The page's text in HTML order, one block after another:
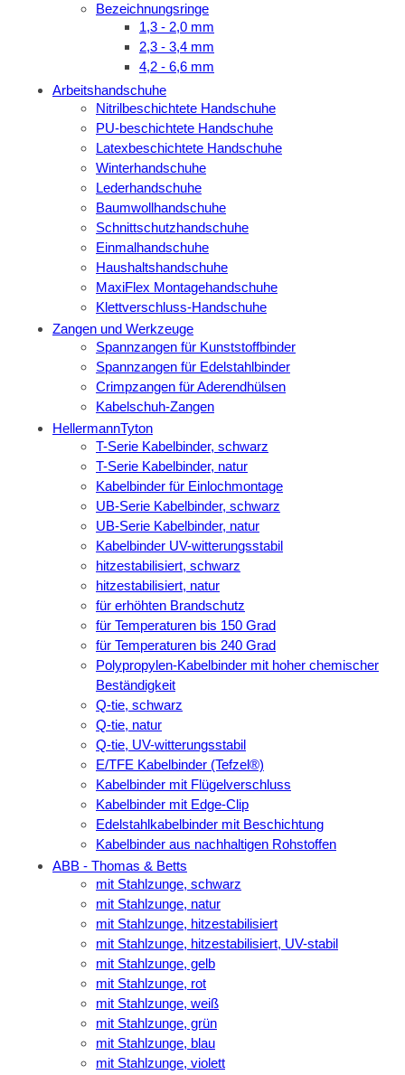
Bezeichnungsringe
1,3 - 2,0 mm
2,3 - 3,4 mm
4,2 - 6,6 mm
Arbeitshandschuhe
Nitrilbeschichtete Handschuhe
PU-beschichtete Handschuhe
Latexbeschichtete Handschuhe
Winterhandschuhe
Lederhandschuhe
Baumwollhandschuhe
Schnittschutzhandschuhe
Einmalhandschuhe
Haushaltshandschuhe
MaxiFlex Montagehandschuhe
Klettverschluss-Handschuhe
Zangen und Werkzeuge
Spannzangen für Kunststoffbinder
Spannzangen für Edelstahlbinder
Crimpzangen für Aderendhülsen
Kabelschuh-Zangen
HellermannTyton
T-Serie Kabelbinder, schwarz
T-Serie Kabelbinder, natur
Kabelbinder für Einlochmontage
UB-Serie Kabelbinder, schwarz
UB-Serie Kabelbinder, natur
Kabelbinder UV-witterungsstabil
hitzestabilisiert, schwarz
hitzestabilisiert, natur
für erhöhten Brandschutz
für Temperaturen bis 150 Grad
für Temperaturen bis 240 Grad
Polypropylen-Kabelbinder mit hoher chemischer
Beständigkeit
Q-tie, schwarz
Q-tie, natur
Q-tie, UV-witterungsstabil
E/TFE Kabelbinder (Tefzel®)
Kabelbinder mit Flügelverschluss
Kabelbinder mit Edge-Clip
Edelstahlkabelbinder mit Beschichtung
Kabelbinder aus nachhaltigen Rohstoffen
ABB - Thomas & Betts
mit Stahlzunge, schwarz
mit Stahlzunge, natur
mit Stahlzunge, hitzestabilisiert
mit Stahlzunge, hitzestabilisiert, UV-stabil
mit Stahlzunge, gelb
mit Stahlzunge, rot
mit Stahlzunge, weiß
mit Stahlzunge, grün
mit Stahlzunge, blau
mit Stahlzunge, violett